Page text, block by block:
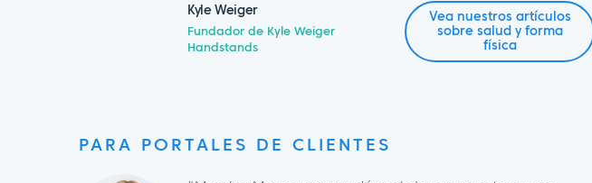
Kyle Weiger
Fundador de Kyle Weiger
Handstands
Vea nuestros artículos
sobre salud y forma
física
PARA PORTALES DE CLIENTES